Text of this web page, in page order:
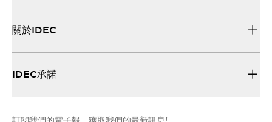
關於IDEC
IDEC承諾